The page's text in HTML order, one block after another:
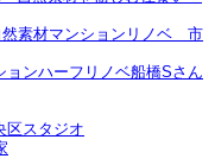
素材マンションリノベ＿市
ンハーフリノベ船橋Sさん
区スタジオ